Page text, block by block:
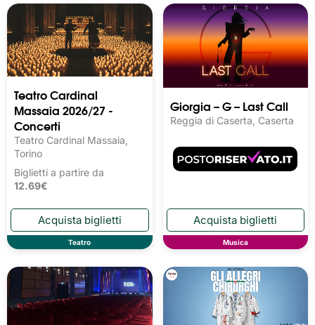
Teatro Cardinal
Massaia 2026/27 -
Concerti
Teatro Cardinal Massaia,
Torino
Biglietti a partire da
12.69€
Teatro
Giorgia – G – Last Call
Reggia di Caserta, Caserta
Musica